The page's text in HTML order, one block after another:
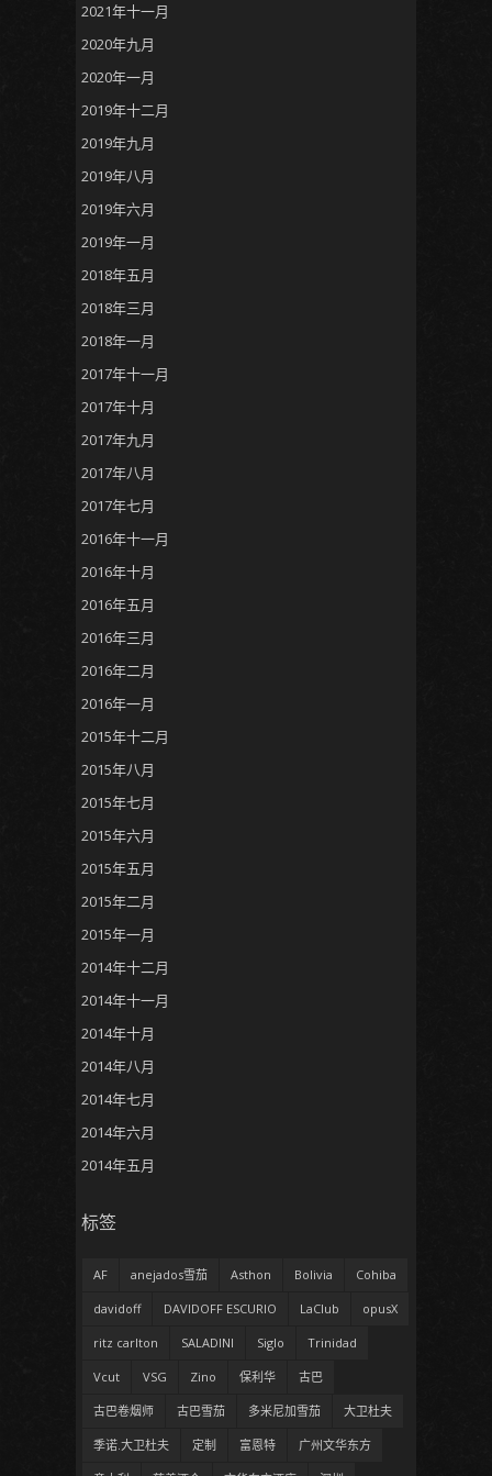
2021年十一月
2020年九月
2020年一月
2019年十二月
2019年九月
2019年八月
2019年六月
2019年一月
2018年五月
2018年三月
2018年一月
2017年十一月
2017年十月
2017年九月
2017年八月
2017年七月
2016年十一月
2016年十月
2016年五月
2016年三月
2016年二月
2016年一月
2015年十二月
2015年八月
2015年七月
2015年六月
2015年五月
2015年二月
2015年一月
2014年十二月
2014年十一月
2014年十月
2014年八月
2014年七月
2014年六月
2014年五月
标签
AF anejados雪茄 Asthon Bolivia Cohiba
davidoff DAVIDOFF ESCURIO LaClub opusX
ritz carlton SALADINI Siglo Trinidad
Vcut VSG Zino 保利华 古巴
古巴卷烟师 古巴雪茄 多米尼加雪茄 大卫杜夫
季诺.大卫杜夫 定制 富恩特 广州文华东方